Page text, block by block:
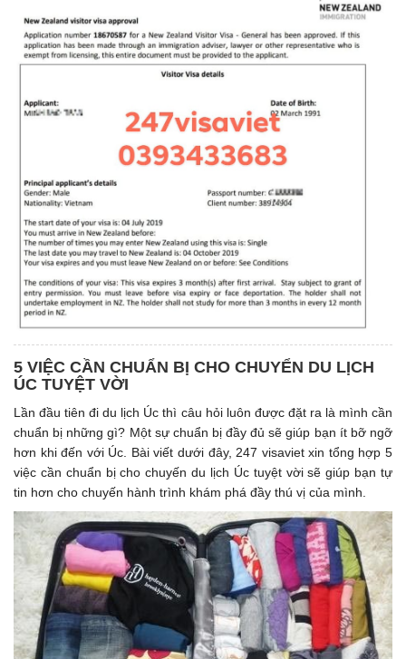
5 VIỆC CẦN CHUẨN BỊ CHO CHUYỂN DU LỊCH
ÚC TUYỆT VỜI
Lần đầu tiên đi du lịch Úc thì câu hỏi luôn được đặt ra là mình cần
chuẩn bị những gì? Một sự chuẩn bị đầy đủ sẽ giúp bạn ít bỡ ngỡ
hơn khi đến với Úc. Bài viết dưới đây, 247 visaviet xin tổng hợp 5
việc cần chuẩn bị cho chuyến du lịch Úc tuyệt vời sẽ giúp bạn tự
tin hơn cho chuyến hành trình khám phá đầy thú vị của mình.